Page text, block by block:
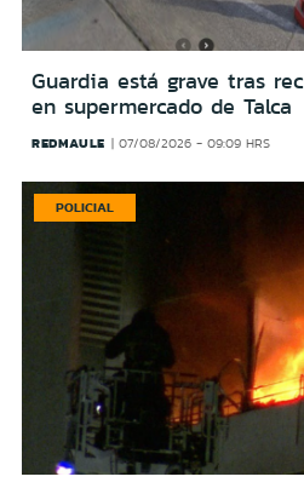
Guardia está grave tras
en supermercado de Talca
REDMAULE 07/08/2026 - 09:09 HRS
POLICIAL